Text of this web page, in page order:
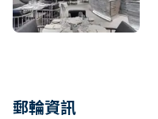
郵輪資訊